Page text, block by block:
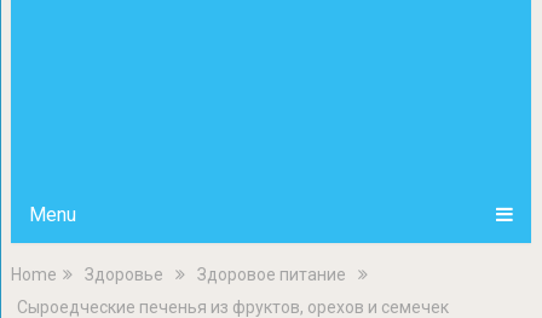
Menu
Home Здоровье
Здоровое питание
Сыроедческие печенья из фруктов, орехов и семечек